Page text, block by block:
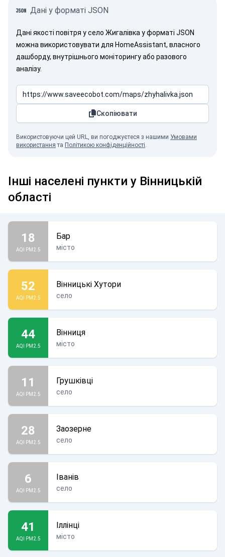
Дані у форматі JSON
Дані якості повітря у село Жигалівка у форматі JSON
можна використовувати для HomeAssistant, власного
дашборду, внутрішнього моніторингу або разового
аналізу.
Скопіювати
Використовуючи цей URL, ви погоджуєтеся з нашими Умовами
використання та Політикою конфіденційності.
Інші населені пункти у Вінницькій
області
18
AQI PM2.5
Бар
місто
52
AQI PM2.5
Вінницькі Хутори
село
44
AQI PM2.5
Вінниця
місто
11
AQI PM2.5
Грушківці
село
28
AQI PM2.5
Заозерне
село
6
AQI PM2.5
Іванів
село
41
AQI PM2.5
Іллінці
місто